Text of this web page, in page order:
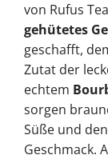
von Rufus
gehütetes
geschafft,
Zutat der
echtem
sorgen
Süße und
Geschmack.